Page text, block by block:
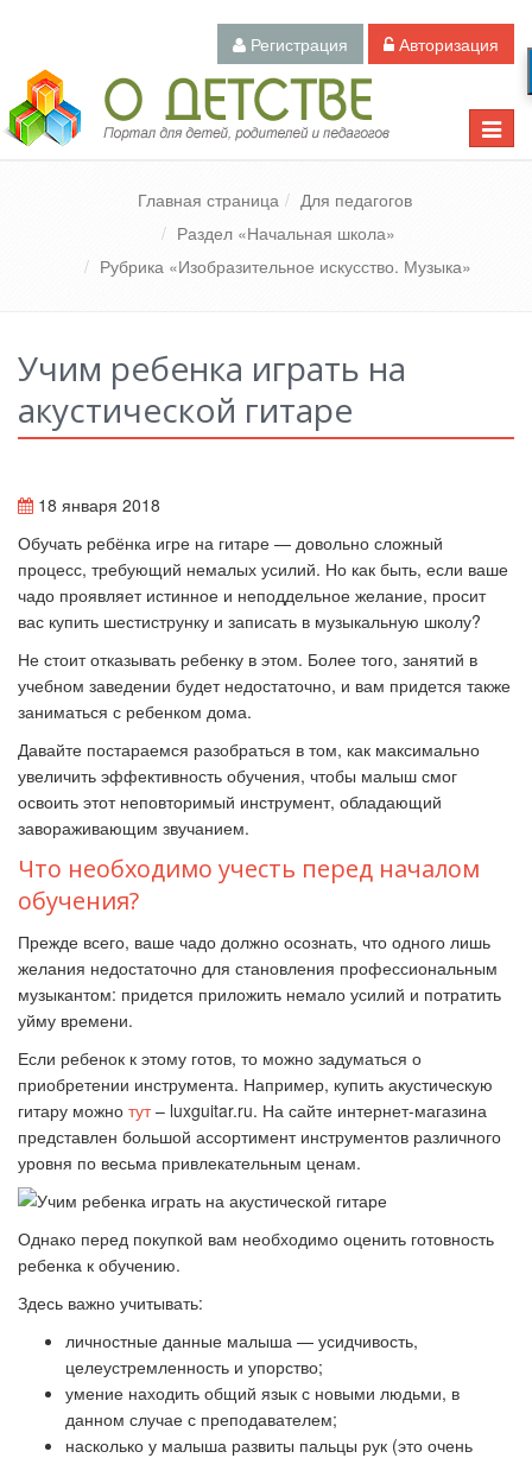
Регистрация Авторизация
Toggle
Педагогический портал «О детстве»
Главная страница
Для педагогов
Раздел «Начальная школа»
Рубрика «Изобразительное искусство. Музыка»
Учим ребенка играть на
акустической гитаре
18 января 2018
Обучать ребёнка игре на гитаре — довольно сложный
процесс, требующий немалых усилий. Но как быть, если ваше
чадо проявляет истинное и неподдельное желание, просит
вас купить шестиструнку и записать в музыкальную школу?
Не стоит отказывать ребенку в этом. Более того, занятий в
учебном заведении будет недостаточно, и вам придется также
заниматься с ребенком дома.
Давайте постараемся разобраться в том, как максимально
увеличить эффективность обучения, чтобы малыш смог
освоить этот неповторимый инструмент, обладающий
завораживающим звучанием.
Что необходимо учесть перед началом
обучения?
Прежде всего, ваше чадо должно осознать, что одного лишь
желания недостаточно для становления профессиональным
музыкантом: придется приложить немало усилий и потратить
уйму времени.
Если ребенок к этому готов, то можно задуматься о
приобретении инструмента. Например, купить акустическую
гитару можно тут– luxguitar.ru. На сайте интернет-магазина
представлен большой ассортимент инструментов различного
уровня по весьма привлекательным ценам.
Однако перед покупкой вам необходимо оценить готовность
ребенка к обучению.
Здесь важно учитывать:
личностные данные малыша — усидчивость,
целеустремленность и упорство;
умение находить общий язык с новыми людьми, в
данном случае с преподавателем;
насколько у малыша развиты пальцы рук (это очень